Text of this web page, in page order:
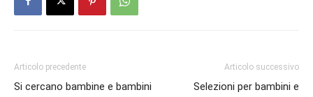
Articolo precedente
Si cercano bambine e bambini
Articolo successivo
Selezioni per bambini e